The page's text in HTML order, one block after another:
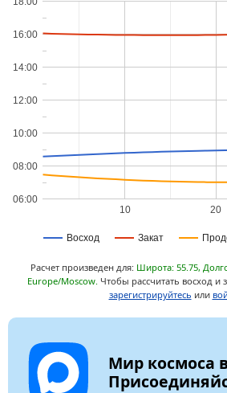
Восход Закат
10 20
06:00
08:00
10:00
12:00
14:00
16:00
Расчет произведен для: Широта: 55.75,
Europe/Moscow. Чтобы рассчитать восход и
зарегистрируйтесь или
Мир космоса